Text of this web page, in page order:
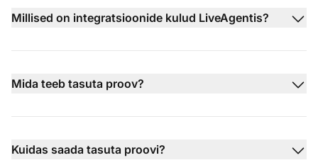
Millised on integratsioonide kulud LiveAgentis?
Mida teeb tasuta proov?
Kuidas saada tasuta proovi?